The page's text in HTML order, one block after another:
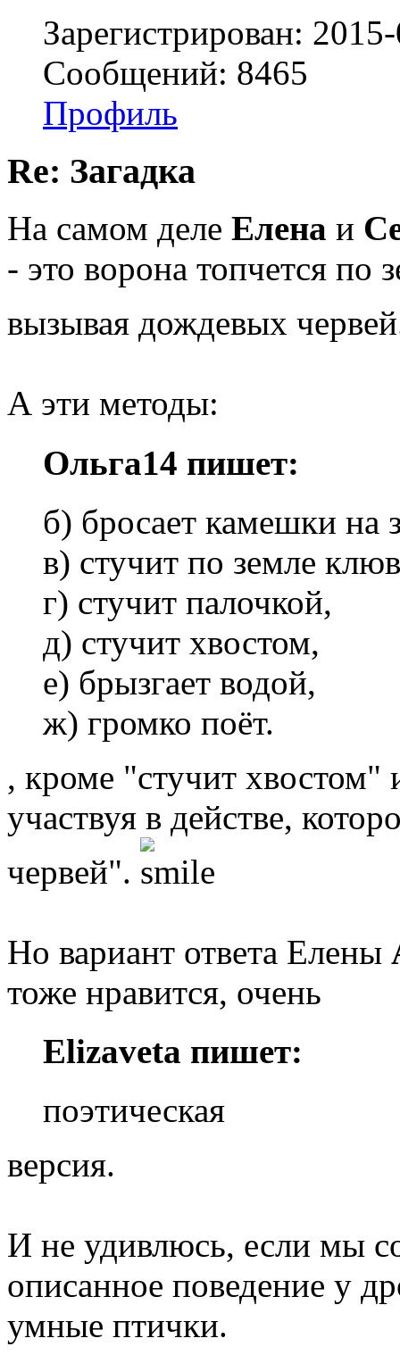
Зарегистрирован:
Сообщений: 8465
Профиль
Re: Загадка
На самом деле Елена и
- это ворона топчется по
вызывая дождевых
А эти методы:
Ольга14 пишет:
б) бросает камешки на
в) стучит по земле
г) стучит палочкой,
д) стучит хвостом,
е) брызгает водой,
ж) громко поёт.
, кроме "стучит хвостом"
участвуя в действе,
червей".
Но вариант ответа Елены
тоже нравится, очень
Elizaveta пишет:
поэтическая
версия.
И не удивлюсь, если мы
описанное поведение у
умные птички.